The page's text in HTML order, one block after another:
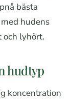
bästa
hudens
och lyhört.
hudtyp
koncentration